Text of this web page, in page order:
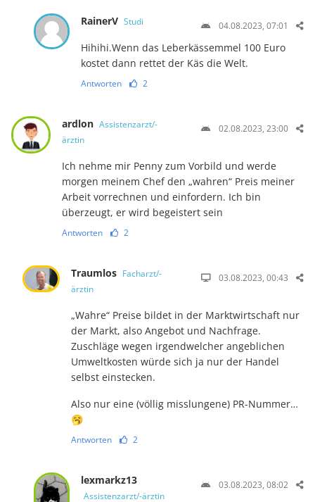
RainerV Studi 04.08.2023, 07:01
Hihihi.Wenn das Leberkässemmel 100 Euro
kostet dann rettet der Käs die Welt.
Antworten 2
ardlon Assistenzarzt/-
ärztin
02.08.2023, 23:00
Ich nehme mir Penny zum Vorbild und werde
morgen meinem Chef den „wahren“ Preis meiner
Arbeit vorrechnen und einfordern. Ich bin
überzeugt, er wird begeistert sein
Antworten 2
Traumlos Facharzt/-
ärztin
03.08.2023, 00:43
„Wahre“ Preise bildet in der Marktwirtschaft nur
der Markt, also Angebot und Nachfrage.
Zuschläge wegen irgendwelcher angeblichen
Umweltkosten würde sich ja nur der Handel
selbst einstecken.
Also nur eine (völlig misslungene) PR-Nummer…
🥱
Antworten 2
lexmarkz13
Assistenzarzt/-ärztin
03.08.2023, 08:02